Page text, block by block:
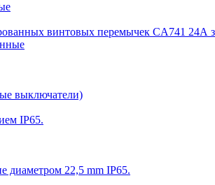
винтовых перемычек CA741 24А
выключатели)
IP65.
диаметром 22,5 mm IP65.